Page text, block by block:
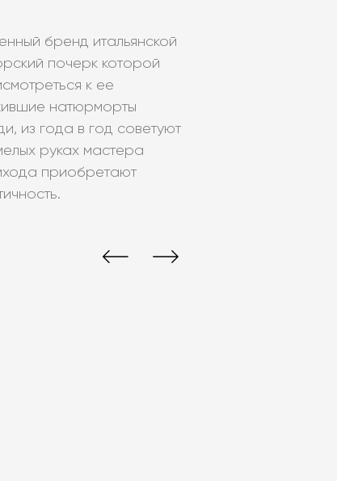
бренд итальянской
почерк которой
к ее
натюрморты
из года в год советуют
руках мастера
приобретают